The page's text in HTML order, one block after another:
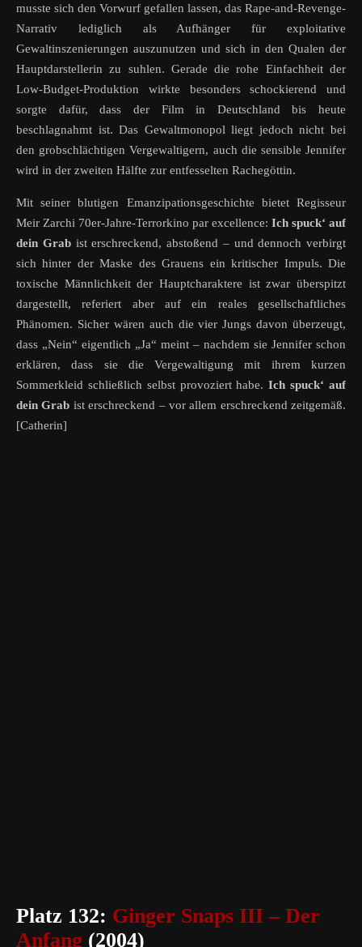
musste sich den Vorwurf gefallen lassen, das Rape-and-Revenge-
Narrativ lediglich als Aufhänger für exploitative
Gewaltinszenierungen auszunutzen und sich in den Qualen der
Hauptdarstellerin zu suhlen. Gerade die rohe Einfachheit der
Low-Budget-Produktion wirkte besonders schockierend und
sorgte dafür, dass der Film in Deutschland bis heute
beschlagnahmt ist. Das Gewaltmonopol liegt jedoch nicht bei
den grobschlächtigen Vergewaltigern, auch die sensible Jennifer
wird in der zweiten Hälfte zur entfesselten Rachegöttin.
Mit seiner blutigen Emanzipationsgeschichte bietet Regisseur
Meir Zarchi 70er-Jahre-Terrorkino par excellence: Ich spuck‘ auf
dein Grabist erschreckend, abstoßend – und dennoch verbirgt
sich hinter der Maske des Grauens ein kritischer Impuls. Die
toxische Männlichkeit der Hauptcharaktere ist zwar überspitzt
dargestellt, referiert aber auf ein reales gesellschaftliches
Phänomen. Sicher wären auch die vier Jungs davon überzeugt,
dass „Nein“ eigentlich „Ja“ meint – nachdem sie Jennifer schon
erklären, dass sie die Vergewaltigung mit ihrem kurzen
Sommerkleid schließlich selbst provoziert habe.Ich spuck‘ auf
dein Grab ist erschreckend – vor allem erschreckend zeitgemäß.
[Catherin]
Platz 132: Ginger Snaps III – Der
Anfang (2004)